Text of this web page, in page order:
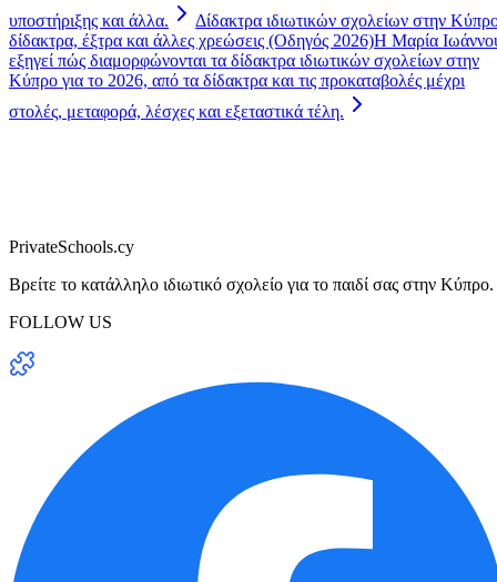
υποστήριξης και άλλα.
Δίδακτρα ιδιωτικών σχολείων στην
δίδακτρα, έξτρα και άλλες χρεώσεις (Οδηγός 2026)Η Μαρία
εξηγεί πώς διαμορφώνονται τα δίδακτρα ιδιωτικών σχολείων στην
Κύπρο για το 2026, από τα δίδακτρα και τις προκαταβολές μέχρι
στολές, μεταφορά, λέσχες και εξεταστικά τέλη.
PrivateSchools.cy
Βρείτε το κατάλληλο ιδιωτικό σχολείο για το παιδί σας στην Κύπρο.
FOLLOW US